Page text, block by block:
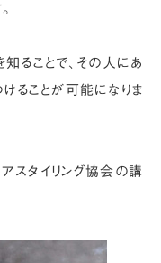
ることで、 その人にあ
ることが可能になりま
スタイリング協会の講